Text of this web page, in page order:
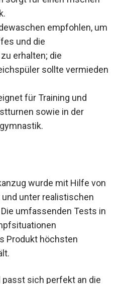
sorgt für einen
Look.
empfohlen,
und die
erhalten; die
sollte
für Training und
sowie in der
wurde mit Hilfe
und unter
getestet. Die
und
dass das
standhält.